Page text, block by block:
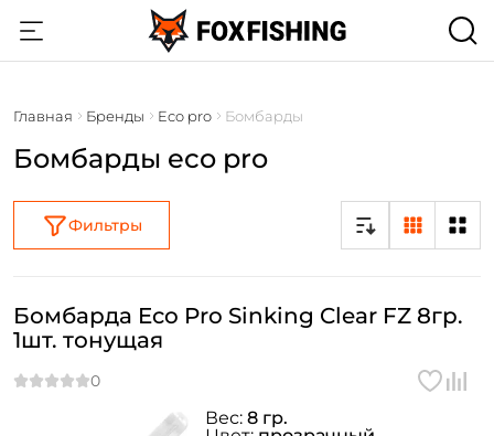
Главная Бренды Eco pro Бомбарды
Бомбарды eco pro
Фильтры
Бомбарда Eco Pro Sinking Clear FZ 8гр.
1шт. тонущая
Вес: 8 гр.